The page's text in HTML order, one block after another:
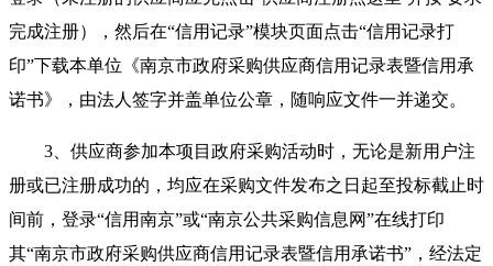
完成注册），然后在“信用记录”模块页面点击“信用记录打
印”下载本单位《南京市政府采购供应商信用记录表暨信用承
诺书》，由法人签字并盖单位公章，随响应文件一并递交。
3 、供应商参加本项目政府采购活动时，无论是新用户注
册或已注册成功的，均应在采购文件发布之日起至投标截止时
间前，登录“信用南京”或“南京公共采购信息网”在线打印
其“南京市政府采购供应商信用记录表暨信用承诺书”，经法定